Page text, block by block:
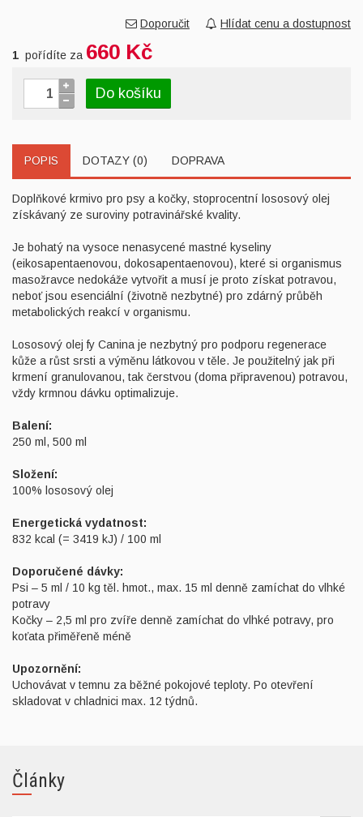
Doporučit Hlídat cenu a dostupnost
1 pořídíte za 660 Kč
Do košíku
POPIS DOTAZY (0) DOPRAVA
Doplňkové krmivo pro psy a kočky, stoprocentní lososový olej
získávaný ze suroviny potravinářské kvality.
Je bohatý na vysoce nenasycené mastné kyseliny
(eikosapentaenovou, dokosapentaenovou), které si organismus
masožravce nedokáže vytvořit a musí je proto získat potravou,
neboť jsou esenciální (životně nezbytné) pro zdárný průběh
metabolických reakcí v organismu.
Lososový olej fy Canina je nezbytný pro podporu regenerace
kůže a růst srsti a výměnu látkovou v těle. Je použitelný jak při
krmení granulovanou, tak čerstvou (doma připravenou) potravou,
vždy krmnou dávku optimalizuje.
Balení:
250 ml, 500 ml
Složení:
100% lososový olej
Energetická vydatnost:
832 kcal (= 3419 kJ) / 100 ml
Doporučené dávky:
Psi – 5 ml / 10 kg těl. hmot., max. 15 ml denně zamíchat do vlhké
potravy
Kočky – 2,5 ml pro zvíře denně zamíchat do vlhké potravy, pro
koťata přiměřeně méně
Upozornění:
Uchovávat v temnu za běžné pokojové teploty. Po otevření
skladovat v chladnici max. 12 týdnů.
Články